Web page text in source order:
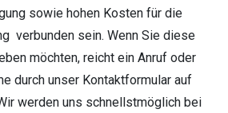
sowie hohen Kosten für die
verbunden sein. Wenn Sie diese
möchten, reicht ein Anruf oder
durch unser Kontaktformular auf
werden uns schnellstmöglich bei